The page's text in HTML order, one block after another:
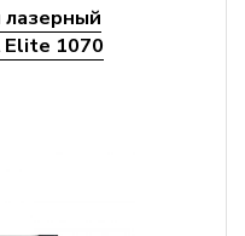
лазерный
Elite 1070